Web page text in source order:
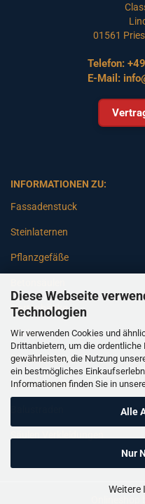
Diese Webseite
Technologien
Wir verwenden Cookies und
Drittanbietern, um die
gewährleisten, die Nutzung
ein bestmögliches
Informationen finden Sie in
Alle
Nur
Weitere
01561
Telefon:
E-Mail:
INFORMATIONEN ZU:
Fassadenstuck
Steinlaternen
Pflanzgefäße
Gartenbänke
Pfeiler
Gartenbrunnen
Gartenfiguren